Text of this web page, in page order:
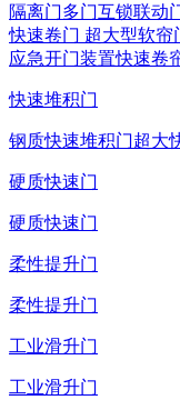
隔离门多门互锁联动
快速卷门 超大型软帘
应急开门装置快速卷
快速堆积门
钢质快速堆积门超大
硬质快速门
硬质快速门
柔性提升门
柔性提升门
工业滑升门
工业滑升门